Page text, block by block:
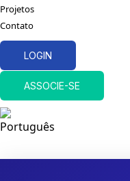
Projetos
Contato
LOGIN
ASSOCIE-SE